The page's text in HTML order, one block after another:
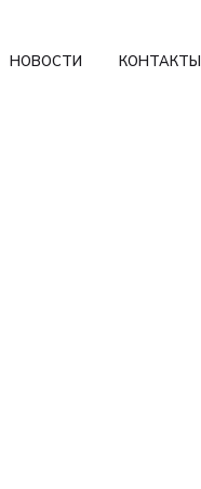
НОВОСТИ КОНТАКТЫ